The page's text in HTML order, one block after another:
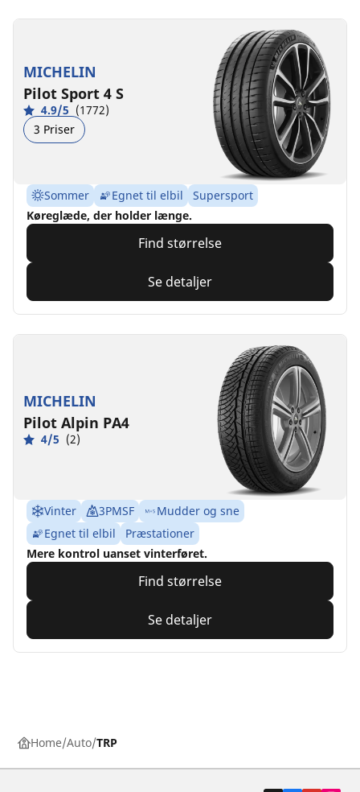
MICHELIN
Pilot Sport 4 S
4.9/5 (1772)
3 Priser
Sommer Egnet til elbil
Supersport
Køreglæde, der holder længe.
Find størrelse
Se detaljer
MICHELIN
Pilot Alpin PA4
4/5 (2)
Vinter 3PMSF
Mudder og sne
Egnet til elbil
Præstationer
Mere kontrol uanset vinterføret.
Find størrelse
Se detaljer
Home Auto TRP